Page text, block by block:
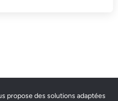
propose des solutions adaptées